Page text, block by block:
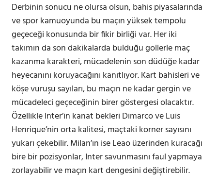
Derbinin sonucu ne olursa olsun, bahis piyasalarında
ve spor kamuoyunda bu maçın yüksek tempolu
geçeceği konusunda bir fikir birliği var. Her iki
takımın da son dakikalarda bulduğu gollerle maç
kazanma karakteri, mücadelenin son düdüğe kadar
heyecanını koruyacağını kanıtlıyor. Kart bahisleri ve
köşe vuruşu sayıları, bu maçın ne kadar gergin ve
mücadeleci geçeceğinin birer göstergesi olacaktır.
Özellikle Inter’in kanat bekleri Dimarco ve Luis
Henrique’nin orta kalitesi, maçtaki korner sayısını
yukarı çekebilir. Milan’ın ise Leao üzerinden kuracağı
bire bir pozisyonlar, Inter savunmasını faul yapmaya
zorlayabilir ve maçın kart dengesini değiştirebilir.